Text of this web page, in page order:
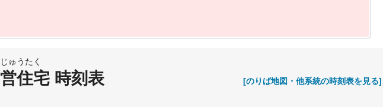
ゅうたく
住宅 時刻表 [のりば地図・他系統の時刻表を見る]